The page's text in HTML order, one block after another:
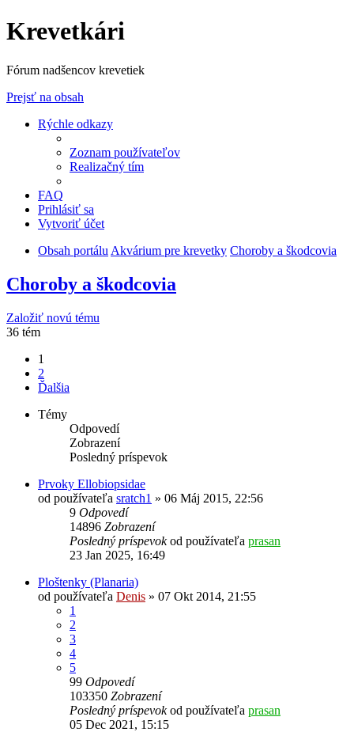
Krevetkári
Fórum nadšencov krevetiek
Prejsť na obsah
Rýchle odkazy
Zoznam používateľov
Realizačný tím
FAQ
Prihlásiť sa
Vytvoriť účet
Obsah portálu Akvárium pre krevetky Choroby a škodcovia
Choroby a škodcovia
Založiť novú tému
36 tém
1
2
Ďalšia
Témy
Odpovedí
Zobrazení
Posledný príspevok
Prvoky Ellobiopsidae
od používateľa sratch1 » 06 Máj 2015, 22:56
9 Odpovedí
14896 Zobrazení
Posledný príspevokod používateľa prasan
23 Jan 2025, 16:49
Ploštenky (Planaria)
od používateľa Denis » 07 Okt 2014, 21:55
1
2
3
4
5
99 Odpovedí
103350 Zobrazení
Posledný príspevokod používateľa prasan
05 Dec 2021, 15:15